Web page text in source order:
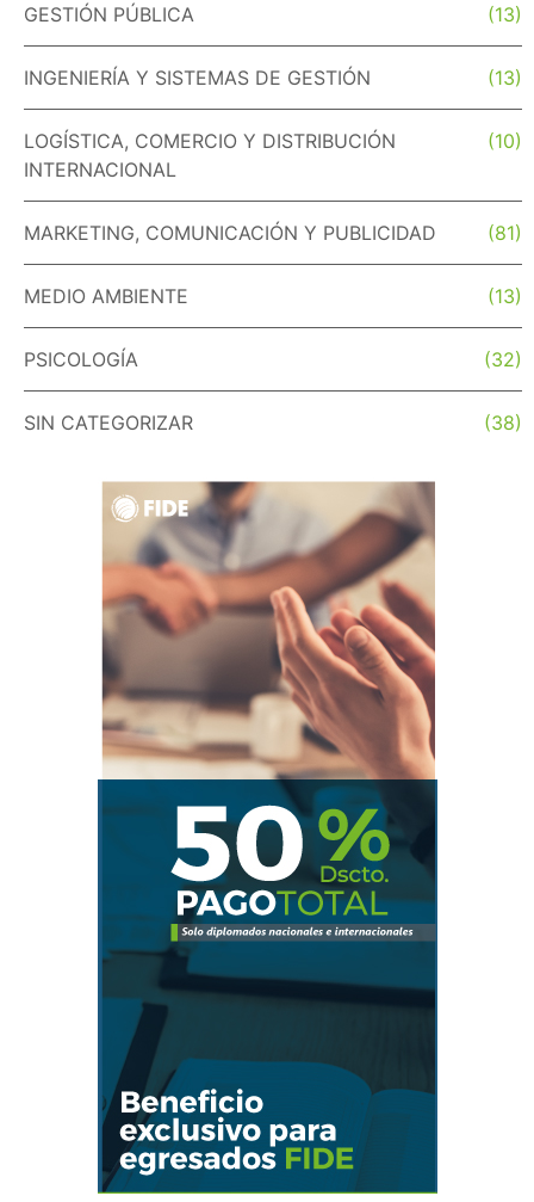
GESTIÓN PÚBLICA (13)
INGENIERÍA Y SISTEMAS DE GESTIÓN (13)
LOGÍSTICA, COMERCIO Y DISTRIBUCIÓN
INTERNACIONAL
(10)
MARKETING, COMUNICACIÓN Y PUBLICIDAD (81)
MEDIO AMBIENTE (13)
PSICOLOGÍA (32)
SIN CATEGORIZAR (38)